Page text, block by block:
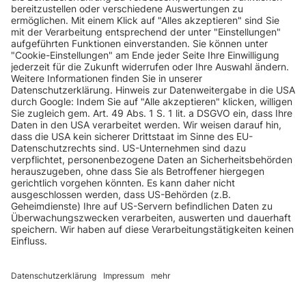
INFORMATIONEN
KUNDENSERVICE
INFORMATIONEN
ZAHLUNGSARTEN
KONTAKT
GEPRÜFTE QUALITÄT